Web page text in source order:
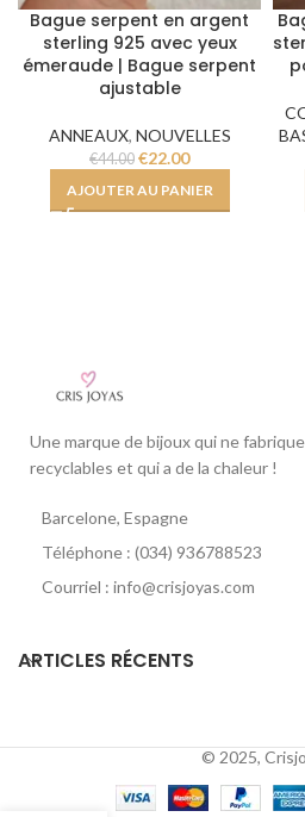
Bague serpent en argent
sterling 925 avec yeux
émeraude | Bague serpent
ajustable
ANNEAUX, NOUVELLES
€44.00 €22.00
AJOUTER AU PANIER
Une marque de bijoux qui ne
recyclables et qui a de la chaleur !
Barcelone, Espagne
Téléphone : (034) 936788523
Courriel : info@crisjoyas.com
ARTICLES RÉCENTS
© 2025,